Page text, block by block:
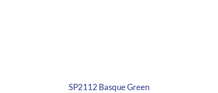
SP2112 Basque Green